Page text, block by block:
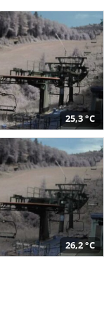
25,3 °C
26,2 °C